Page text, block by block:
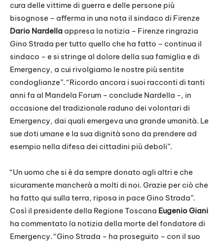
cura delle vittime di guerra e delle persone più
bisognose – afferma in una nota il sindaco di Firenze
Dario Nardella appresa la notizia – Firenze ringrazia
Gino Strada per tutto quello che ha fatto – continua il
sindaco – e si stringe al dolore della sua famiglia e di
Emergency, a cui rivolgiamo le nostre più sentite
condoglianze”. “Ricordo ancora i suoi racconti di tanti
anni fa al Mandela Forum – conclude Nardella -, in
occasione del tradizionale raduno dei volontari di
Emergency, dai quali emergeva una grande umanità. Le
sue doti umane e la sua dignità sono da prendere ad
esempio nella difesa dei cittadini più deboli”.
“Un uomo che si è da sempre donato agli altri e che
sicuramente mancherà a molti di noi. Grazie per ciò che
ha fatto qui sulla terra, riposa in pace Gino Strada”.
Così il presidente della Regione Toscana Eugenio Giani
ha commentato la notizia della morte del fondatore di
Emergency. “Gino Strada – ha proseguito – con il suo